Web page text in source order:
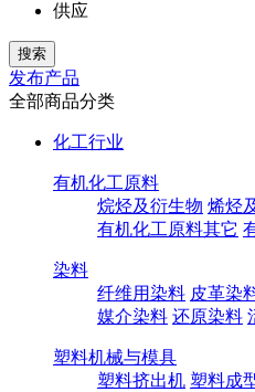
供应
发布产品
全部商品分类
化工行业
有机化工原料
烷烃及衍生物 烯烃
有机化工原料其它
染料
纤维用染料 皮革染
媒介染料 还原染料
塑料机械与模具
塑料挤出机 塑料成